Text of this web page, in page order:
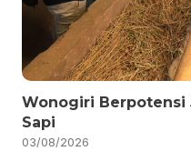
Wonogiri Berpotensi
Sapi
03/08/2026